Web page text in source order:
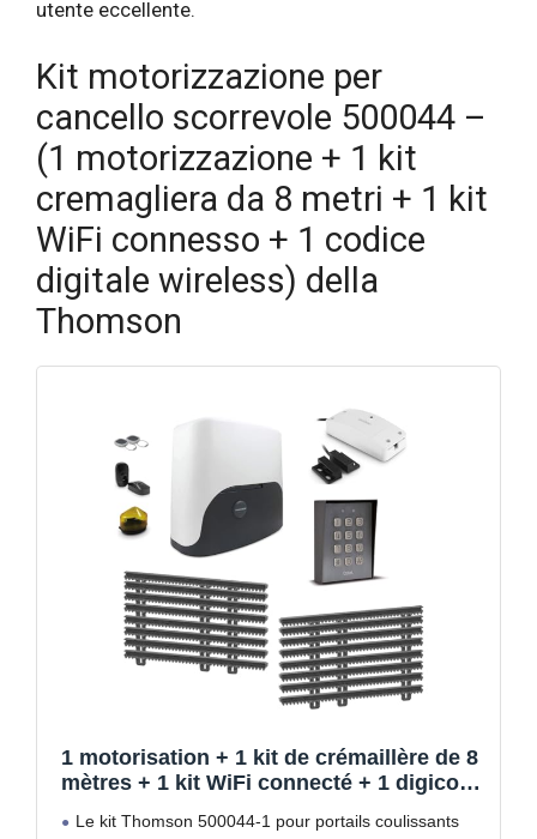
utente eccellente.
Kit motorizzazione per
cancello scorrevole 500044 –
(1 motorizzazione + 1 kit
cremagliera da 8 metri + 1 kit
WiFi connesso + 1 codice
digitale wireless) della
Thomson
1 motorisation + 1 kit de crémaillère de 8
mètres + 1 kit WiFi connecté + 1 digicode
Le kit Thomson 500044-1 pour portails coulissants